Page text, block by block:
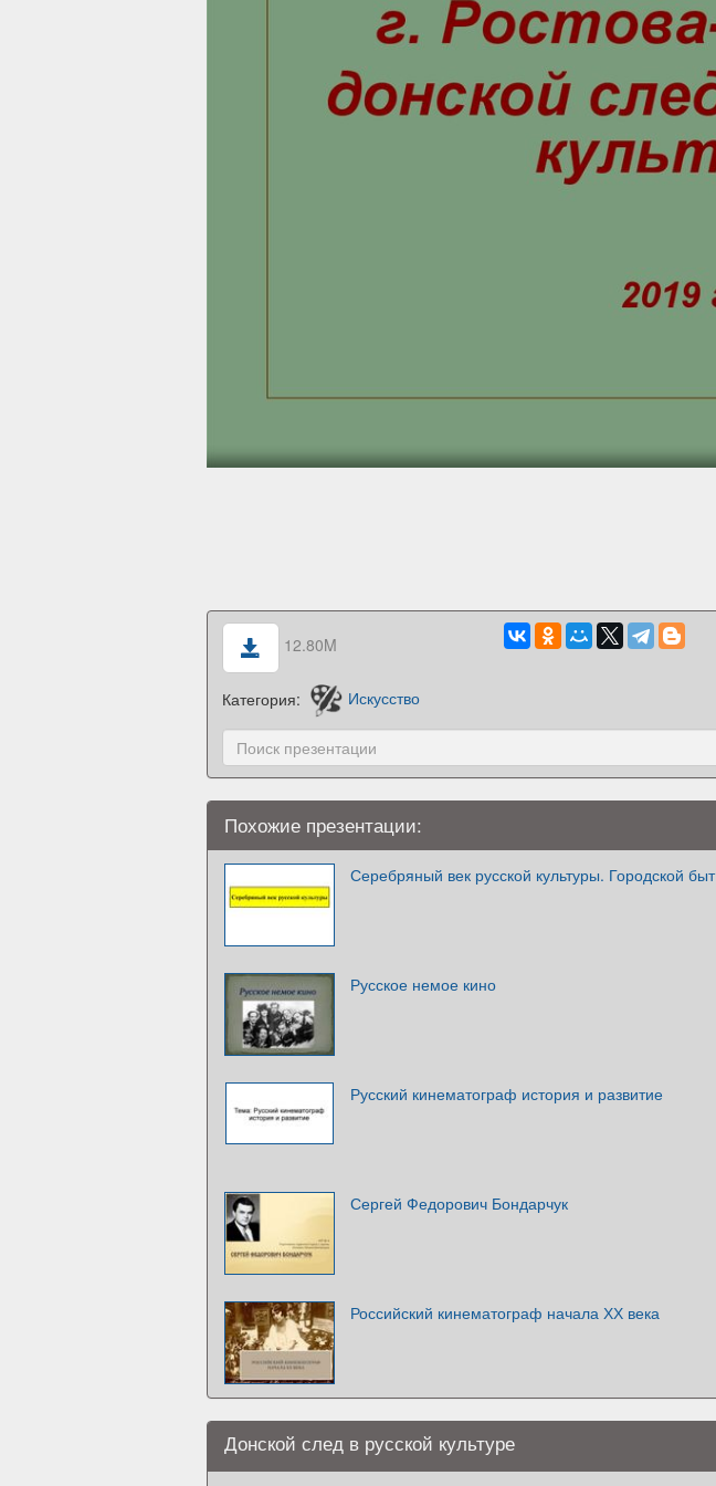
12.80M
Категория: Искусство
Похожие презентации:
Серебряный век русской культуры. Городской быт
Русское немое кино
Русский кинематограф история и развитие
Сергей Федорович Бондарчук
Российский кинематограф начала ХХ века
Донской след в русской культуре